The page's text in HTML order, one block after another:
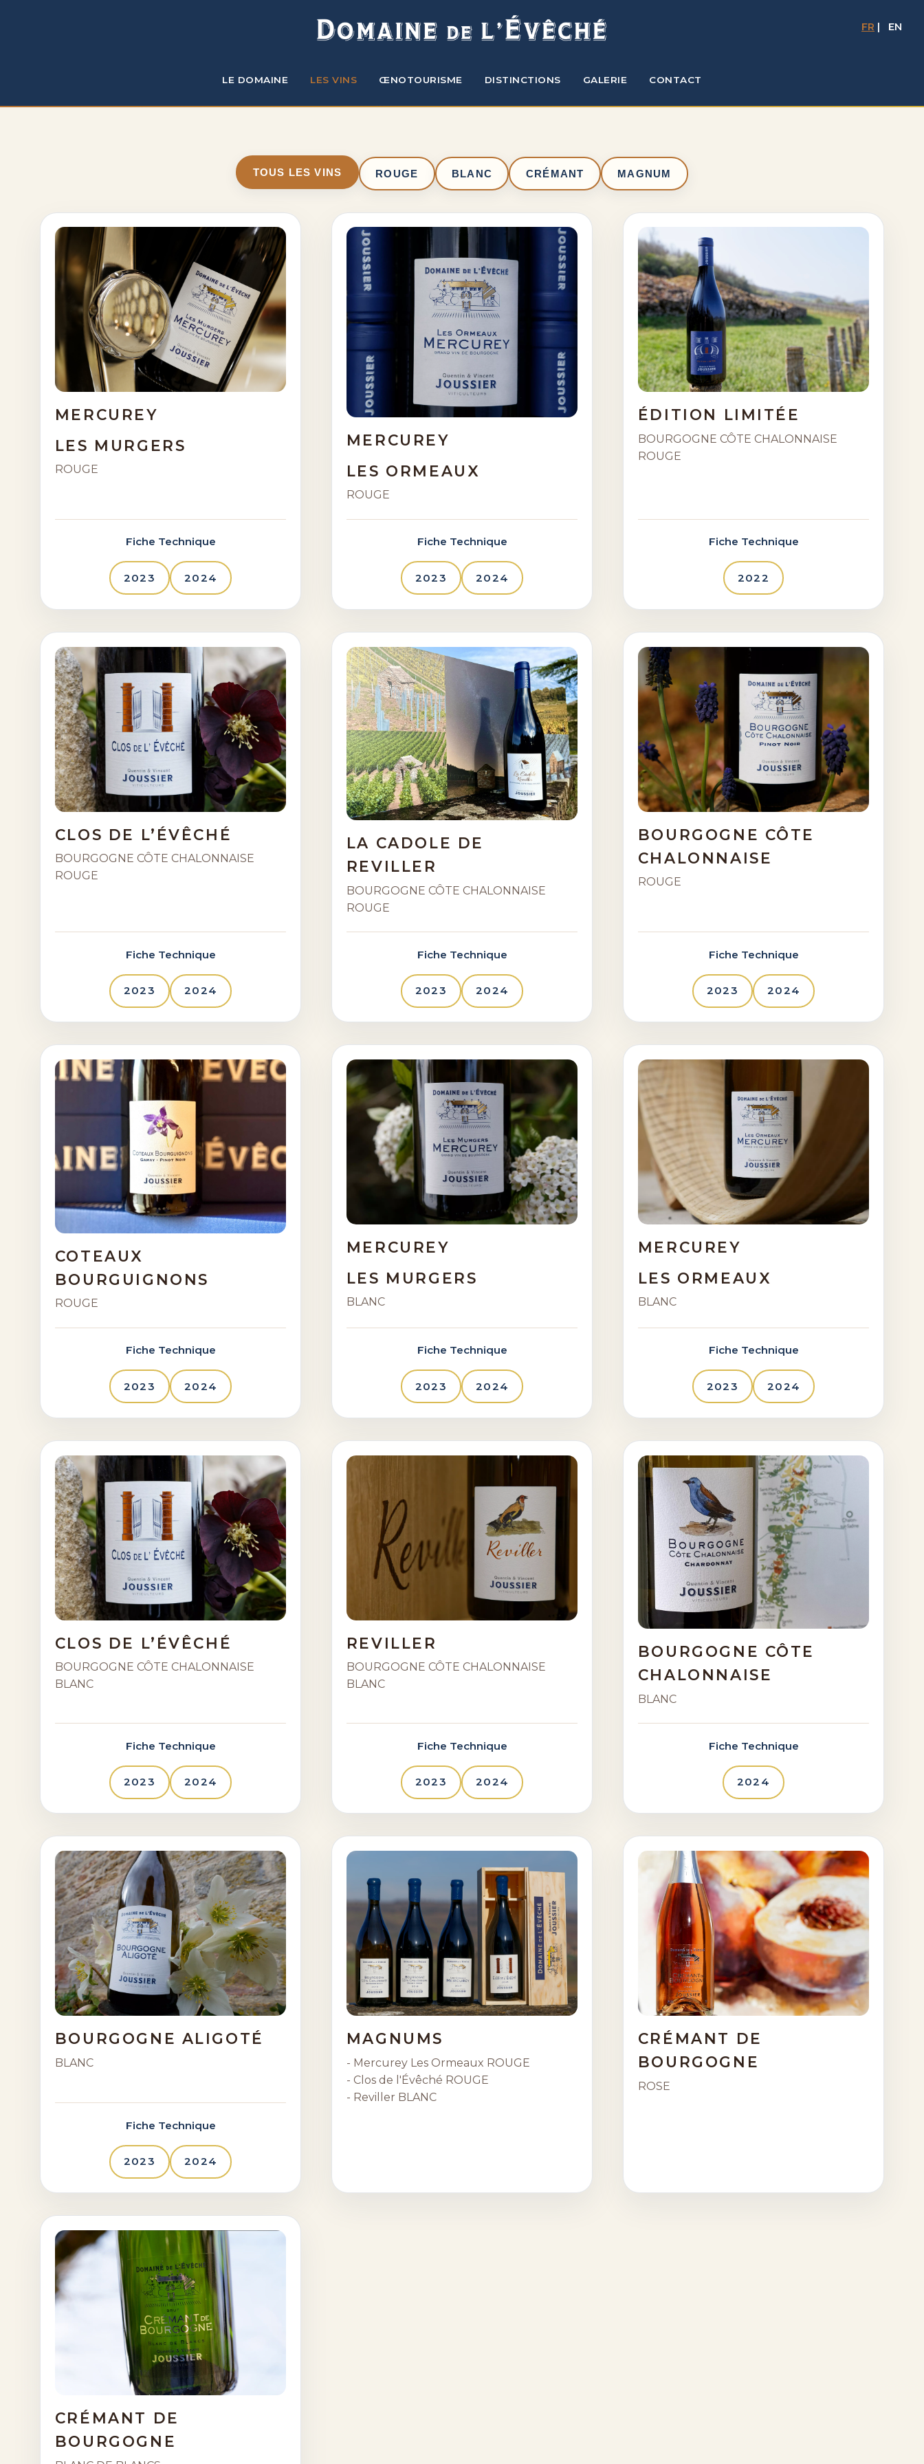
FR | EN
LE DOMAINE LES VINS ŒNOTOURISME DISTINCTIONS GALERIE CONTACT
TOUS LES VINS ROUGE BLANC CRÉMANT MAGNUM
MERCUREY
LES MURGERS
ROUGE
Fiche Technique
2023 2024
MERCUREY
LES ORMEAUX
ROUGE
Fiche Technique
2023 2024
ÉDITION LIMITÉE
BOURGOGNE CÔTE CHALONNAISE
ROUGE
Fiche Technique
2022
CLOS DE L’ÉVÊCHÉ
BOURGOGNE CÔTE CHALONNAISE
ROUGE
Fiche Technique
2023 2024
LA CADOLE DE
REVILLER
BOURGOGNE CÔTE CHALONNAISE
ROUGE
Fiche Technique
2023 2024
BOURGOGNE CÔTE
CHALONNAISE
ROUGE
Fiche Technique
2023 2024
COTEAUX
BOURGUIGNONS
ROUGE
Fiche Technique
2023 2024
MERCUREY
LES MURGERS
BLANC
Fiche Technique
2023 2024
MERCUREY
LES ORMEAUX
BLANC
Fiche Technique
2023 2024
CLOS DE L’ÉVÊCHÉ
BOURGOGNE CÔTE CHALONNAISE
BLANC
Fiche Technique
2023 2024
REVILLER
BOURGOGNE CÔTE CHALONNAISE
BLANC
Fiche Technique
2023 2024
BOURGOGNE CÔTE
CHALONNAISE
BLANC
Fiche Technique
2024
BOURGOGNE ALIGOTÉ
BLANC
Fiche Technique
2023 2024
MAGNUMS
- Mercurey Les Ormeaux ROUGE
- Clos de l'Évêché ROUGE
- Reviller BLANC
CRÉMANT DE
BOURGOGNE
ROSE
CRÉMANT DE
BOURGOGNE